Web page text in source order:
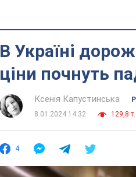
В Україні
ціни почнуть
Ксенія Капустинська
8.01.2024 14:32
129,8 т.
4